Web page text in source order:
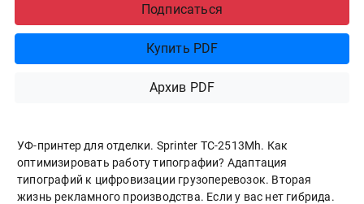
Подписаться
Купить PDF
Архив PDF
УФ-принтер для отделки. Sprinter ТС-2513Mh. Как
оптимизировать работу типографии? Адаптация
типографий к цифровизации грузоперевозок. Вторая
жизнь рекламного производства. Если у вас нет гибрида.